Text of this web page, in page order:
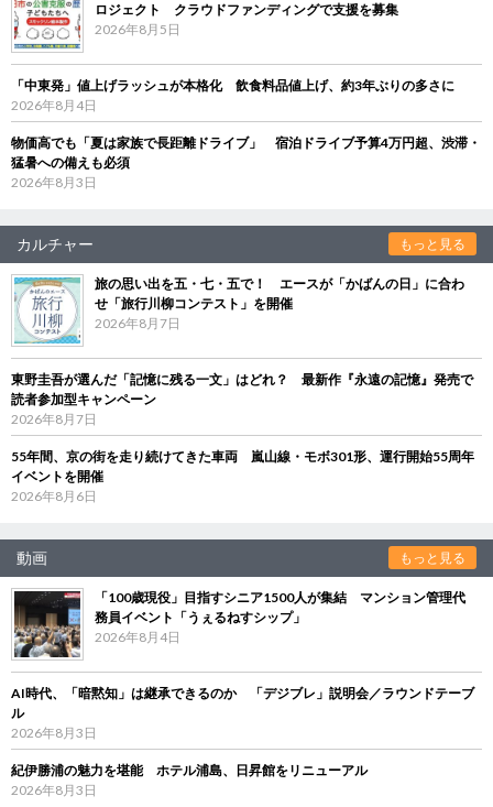
ロジェクト クラウドファンディングで支援を募集
2026年8月5日
「中東発」値上げラッシュが本格化 飲食料品値上げ、約3年ぶりの多さに
2026年8月4日
物価高でも「夏は家族で長距離ドライブ」 宿泊ドライブ予算4万円超、渋滞・
猛暑への備えも必須
2026年8月3日
カルチャー もっと見る
旅の思い出を五・七・五で！ エースが「かばんの日」に合わ
せ「旅行川柳コンテスト」を開催
2026年8月7日
東野圭吾が選んだ「記憶に残る一文」はどれ？ 最新作『永遠の記憶』発売で
読者参加型キャンペーン
2026年8月7日
55年間、京の街を走り続けてきた車両 嵐山線・モボ301形、運行開始55周年
イベントを開催
2026年8月6日
動画 もっと見る
「100歳現役」目指すシニア1500人が集結 マンション管理代
務員イベント「うぇるねすシップ」
2026年8月4日
AI時代、「暗黙知」は継承できるのか 「デジブレ」説明会／ラウンドテーブ
ル
2026年8月3日
紀伊勝浦の魅力を堪能 ホテル浦島、日昇館をリニューアル
2026年8月3日